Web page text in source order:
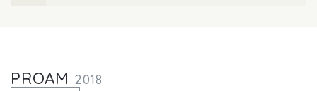
PROAM 2018